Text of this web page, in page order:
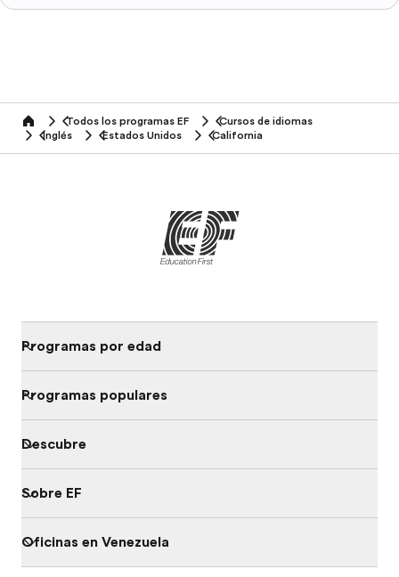
home Todos los programas EF
Cursos de idiomas
Inglés
Estados Unidos California
Programas por edad
Programas populares
Descubre
Sobre EF
Oficinas en Venezuela